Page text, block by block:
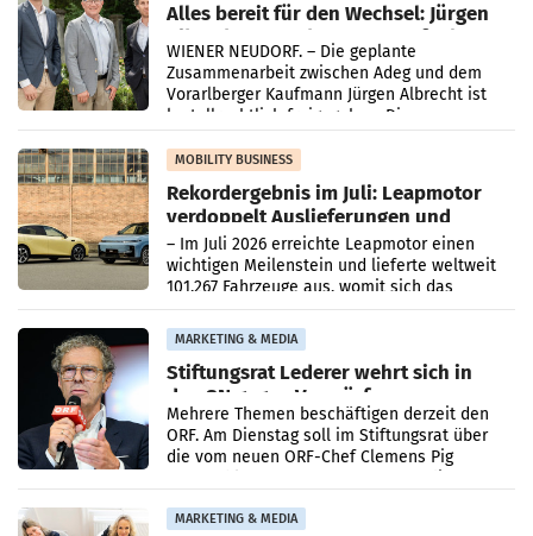
Alles bereit für den Wechsel: Jürgen
Albrecht setzt ab 1.1.2027 auf Adeg
WIENER NEUDORF. – Die geplante
Zusammenarbeit zwischen Adeg und dem
Vorarlberger Kaufmann Jürgen Albrecht ist
kartellrechtlich freigegeben: Die
Bundeswettbewerbsbehörde und der
Bundeskartellanwalt
MOBILITY BUSINESS
Rekordergebnis im Juli: Leapmotor
verdoppelt Auslieferungen und
überschreitet die 100.000er-Marke
– Im Juli 2026 erreichte Leapmotor einen
wichtigen Meilenstein und lieferte weltweit
101.267 Fahrzeuge aus, womit sich das
Ergebnis gegenüber Juli 2025 mehr als
verdoppelte (+102
MARKETING & MEDIA
Stiftungsrat Lederer wehrt sich in
den SN gegen Vorwürfe
Mehrere Themen beschäftigen derzeit den
ORF. Am Dienstag soll im Stiftungsrat über
die vom neuen ORF-Chef Clemens Pig
MARKETING & MEDIA